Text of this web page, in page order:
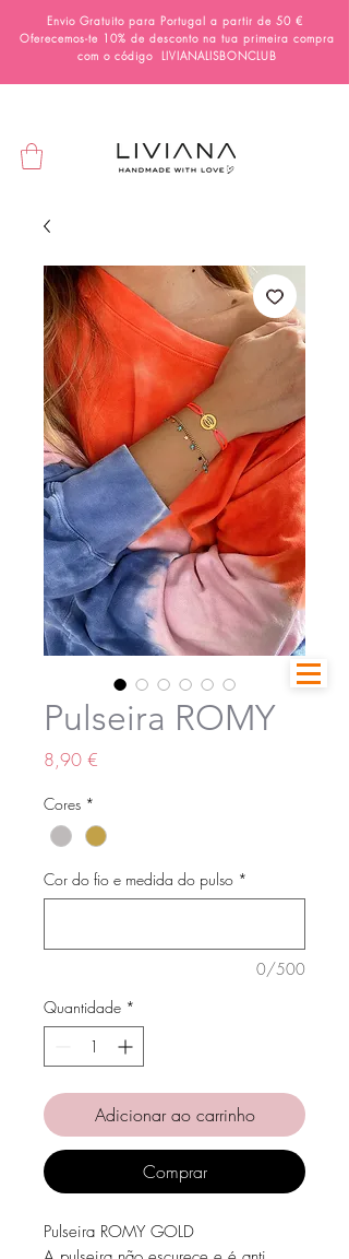
Envio Gratuito para Portugal a partir de 50 €
Oferecemos-te 10% de desconto na tua primeira compra
com o código
LIVIANALISBONCLUB
Pulseira ROMY
8,90 €
Cores *
Cor do fio e medida do pulso *
0/500
Quantidade *
Adicionar ao carrinho
Comprar
Pulseira ROMY GOLD